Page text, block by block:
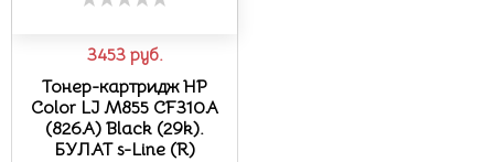
3453 руб.
Тонер-картридж HP
Color LJ M855 CF310A
(826A) Black (29k).
БУЛАТ s-Line (R)